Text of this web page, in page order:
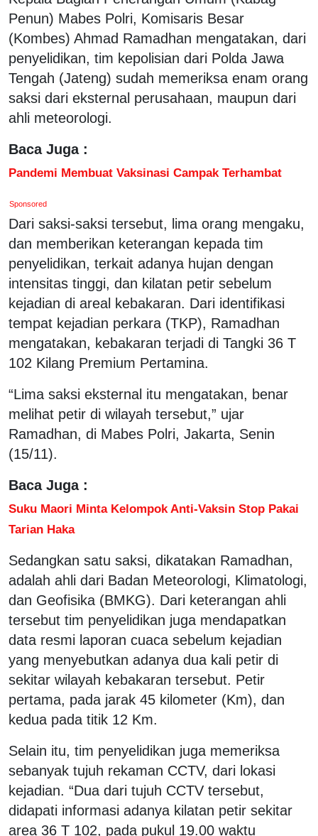
Penun) Mabes Polri, Komisaris Besar
(Kombes) Ahmad Ramadhan mengatakan, dari
penyelidikan, tim kepolisian dari Polda Jawa
Tengah (Jateng) sudah memeriksa enam orang
saksi dari eksternal perusahaan, maupun dari
ahli meteorologi.
Baca Juga :
Pandemi Membuat Vaksinasi Campak Terhambat
Sponsored
Dari saksi-saksi tersebut, lima orang mengaku,
dan memberikan keterangan kepada tim
penyelidikan, terkait adanya hujan dengan
intensitas tinggi, dan kilatan petir sebelum
kejadian di areal kebakaran. Dari identifikasi
tempat kejadian perkara (TKP), Ramadhan
mengatakan, kebakaran terjadi di Tangki 36 T
102 Kilang Premium Pertamina.
“Lima saksi eksternal itu mengatakan, benar
melihat petir di wilayah tersebut,” ujar
Ramadhan, di Mabes Polri, Jakarta, Senin
(15/11).
Baca Juga :
Suku Maori Minta Kelompok Anti-Vaksin Stop Pakai
Tarian Haka
Sedangkan satu saksi, dikatakan Ramadhan,
adalah ahli dari Badan Meteorologi, Klimatologi,
dan Geofisika (BMKG). Dari keterangan ahli
tersebut tim penyelidikan juga mendapatkan
data resmi laporan cuaca sebelum kejadian
yang menyebutkan adanya dua kali petir di
sekitar wilayah kebakaran tersebut. Petir
pertama, pada jarak 45 kilometer (Km), dan
kedua pada titik 12 Km.
Selain itu, tim penyelidikan juga memeriksa
sebanyak tujuh rekaman CCTV, dari lokasi
kejadian. “Dua dari tujuh CCTV tersebut,
didapati informasi adanya kilatan petir sekitar
area 36 T 102, pada pukul 19.00 waktu